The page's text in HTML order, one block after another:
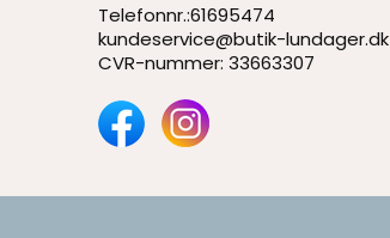
Telefonnr.:61695474
kundeservice@butik-lundager.dk
CVR-nummer: 33663307